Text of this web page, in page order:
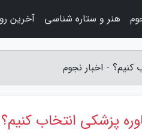
کنیم؟ - اخبار نجوم
پزشکی انتخاب کنیم؟
هنر و ستاره شناسی آخرین